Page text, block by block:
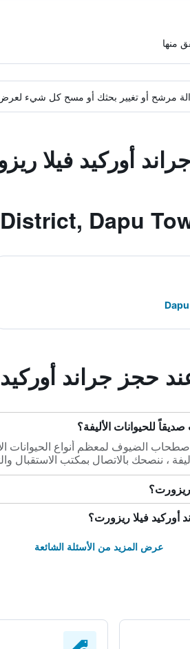
مرشح أو تغيير بحثك أو مسح كل شيء لعرض
أوركيد فيلا
حجز جراند
للحيوانات الأليفة؟
الضيوف لمعظم أنواع الحيوانات
، ننصحك بالاتصال بمكتب الاستقبال
ريزورت؟
أوركيد فيلا ريزورت؟
عرض المزيد من الأسئلة الشائعة